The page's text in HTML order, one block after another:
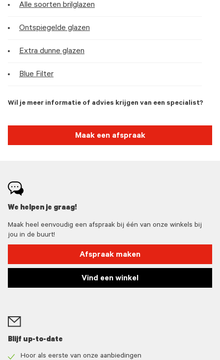
Alle soorten brilglazen
Ontspiegelde glazen
Extra dunne glazen
Blue Filter
Wil je meer informatie of advies krijgen van een specialist?
Maak een afspraak
We helpen je graag!
Maak heel eenvoudig een afspraak bij één van onze winkels bij
jou in de buurt!
Afspraak maken
Vind een winkel
Blijf up-to-date
Hoor als eerste van onze aanbiedingen